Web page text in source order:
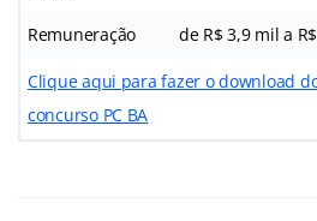
Remuneração de R$ 3,9 mil a
Clique aqui para fazer o download
concurso PC BA